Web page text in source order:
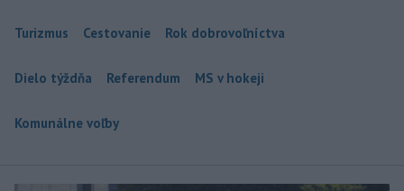
Turizmus Cestovanie Rok dobrovoľníctva
Dielo týždňa Referendum MS v hokeji
Komunálne voľby